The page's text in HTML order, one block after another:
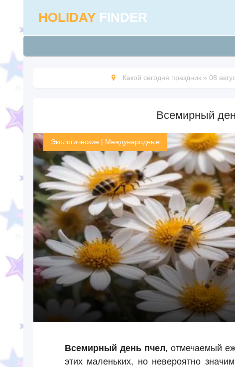
HOLIDAY FINDER
Какой сегодня праздник » 08
Всемирный
Экологические | Международные
Всемирный день пчел, отмечаемый
этих маленьких, но невероятно